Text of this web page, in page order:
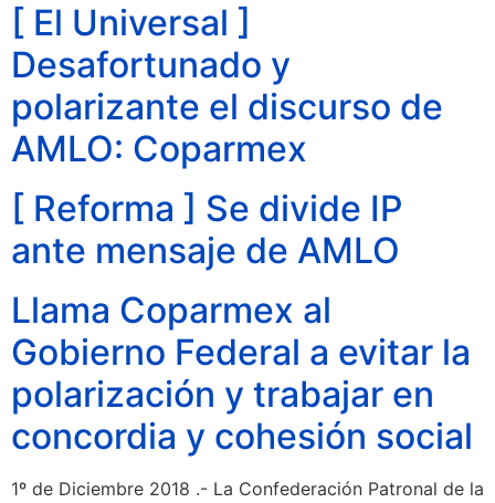
[ El Universal ]
Desafortunado y
polarizante el discurso de
AMLO: Coparmex
[ Reforma ] Se divide IP
ante mensaje de AMLO
Llama Coparmex al
Gobierno Federal a evitar la
polarización y trabajar en
concordia y cohesión social
1º de Diciembre 2018 .- La Confederación Patronal de la